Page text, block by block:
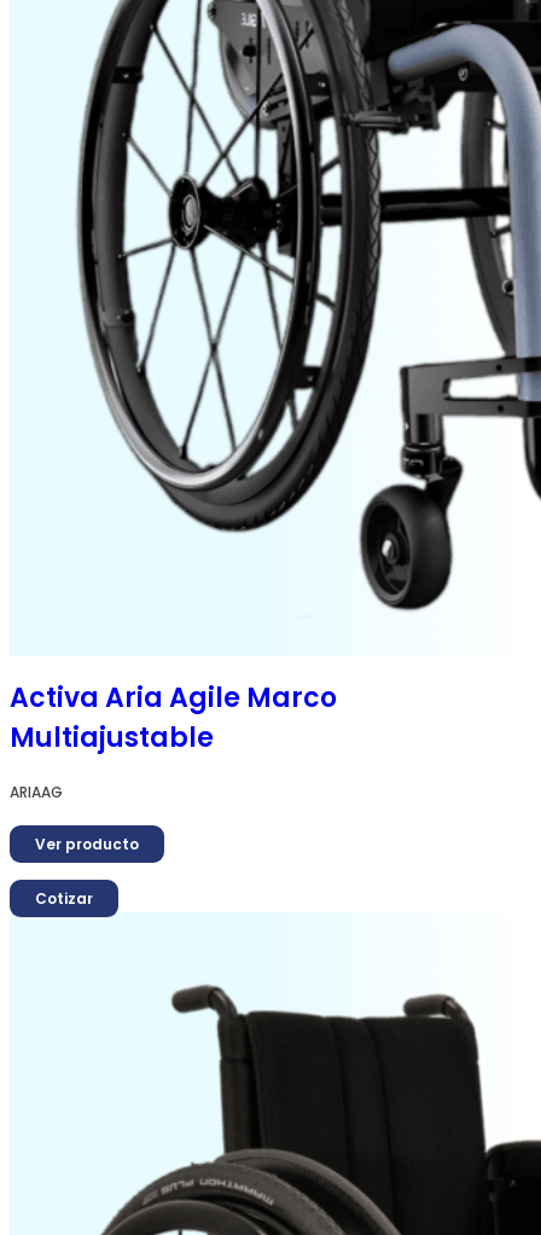
Activa Aria Agile Marco
Multiajustable
ARIAAG
Ver producto
Cotizar